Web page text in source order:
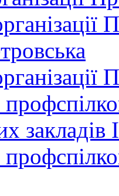
закладів